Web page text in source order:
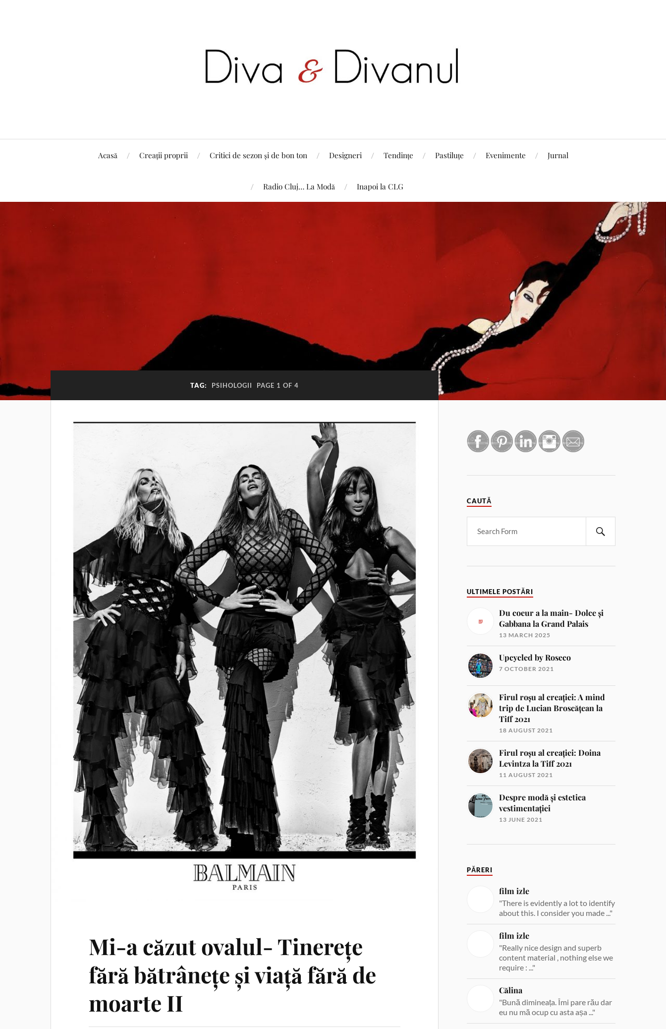
Acasă Creații proprii Critici de sezon și de bon ton Designeri Tendințe Pastiluțe Evenimente Jurnal
Radio Cluj… La Modă Inapoi la CLG
TAG: PSIHOLOGII PAGE 1 OF 4
Mi-a căzut ovalul- Tinerețe
fără bătrânețe și viață fără de
moarte II
CAUTĂ
ULTIMELE POSTĂRI
Du coeur a la main- Dolce și
Gabbana la Grand Palais
13 MARCH 2025
Upcycled by Roseco
7 OCTOBER 2021
Firul roșu al creației: A mind
trip de Lucian Broscățean la
Tiff 2021
18 AUGUST 2021
Firul roșu al creației: Doina
Levintza la Tiff 2021
11 AUGUST 2021
Despre modă și estetica
vestimentației
13 JUNE 2021
PĂRERI
film izle
"There is evidently a lot to identify
about this. I consider you made ..."
film izle
"Really nice design and superb
content material , nothing else we
require : ..."
Călina
"Bună dimineața. Îmi pare rău dar
eu nu mă ocup cu asta așa ..."